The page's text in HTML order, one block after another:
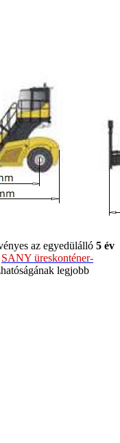
az egyedülálló 5 év
SANY üreskonténer-
legjobb